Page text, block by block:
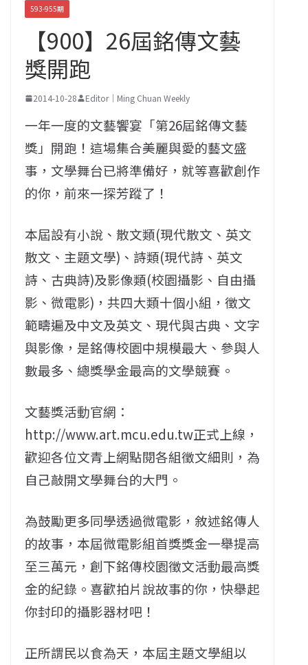
593-955期
【900】26屆銘傳文藝
獎開跑
2014-10-28 Editor｜Ming Chuan Weekly
一年一度的文藝饗宴「第26屆銘傳文藝
獎」開跑！這場集合美麗與愛的藝文盛
事，文學舞台已將準備好，就等喜歡創作
的你，前來一探芳蹤了！
本屆設有小說、散文類(現代散文、英文
散文、主題文學)、詩類(現代詩、英文
詩、古典詩)及影像類(校園攝影、自由攝
影、微電影)，共四大類十個小組，徵文
範疇遍及中文及英文、現代與古典、文字
與影像，是銘傳校園中規模最大、參與人
數最多、總獎學金最高的文學競賽。
文藝獎活動官網：
http://www.art.mcu.edu.tw正式上線，
歡迎各位文青上網點閱各組徵文細則，為
自己敲開文學舞台的大門。
為鼓勵更多同學透過微電影，敘述銘傳人
的故事，本屆微電影組首獎獎金一舉提高
至三萬元，創下銘傳校園徵文活動最高獎
金的紀錄。喜歡拍片說故事的你，快舉起
你封印的攝影器材吧！
正所謂民以食為天，本屆主題文學組以